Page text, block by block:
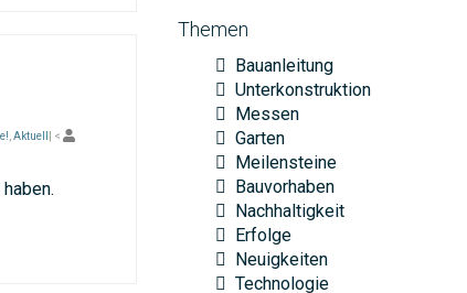
Aktuell
| <
Themen
Bauanleitung
Unterkonstruktion
Messen
Garten
Meilensteine
Bauvorhaben
Nachhaltigkeit
Erfolge
Neuigkeiten
Technologie